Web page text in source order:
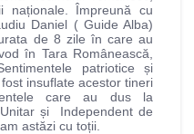
naționale. Împreună cu
Daniel ( Guide Alba)
de 8 zile în care au
în Tara Românească,
patriotice și
insuflate acestor tineri
care au dus la
și Independent de
astăzi cu toții.